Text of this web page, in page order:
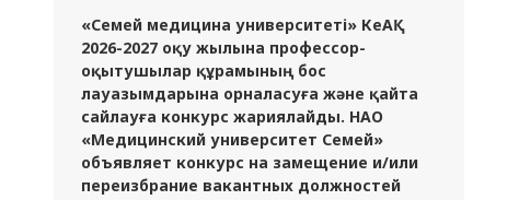
«Семей медицина университеті» КеАҚ
2026-2027 оқу жылына профессор-
оқытушылар құрамының бос
лауазымдарына орналасуға және қайта
сайлауға конкурс жариялайды. НАО
«Медицинский университет Семей»
объявляет конкурс на замещение и/или
переизбрание вакантных должностей